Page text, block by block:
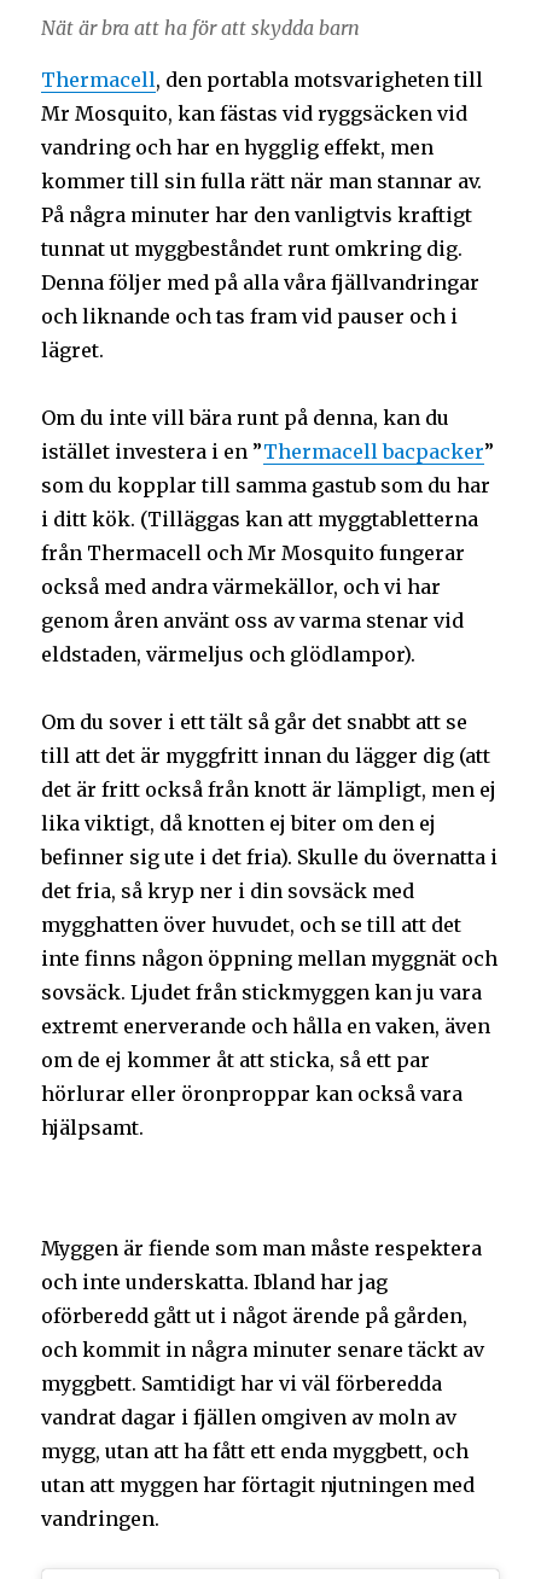
Nät är bra att ha för att skydda barn
Thermacell, den portabla motsvarigheten till
Mr Mosquito, kan fästas vid ryggsäcken vid
vandring och har en hygglig effekt, men
kommer till sin fulla rätt när man stannar av.
På några minuter har den vanligtvis kraftigt
tunnat ut myggbeståndet runt omkring dig.
Denna följer med på alla våra fjällvandringar
och liknande och tas fram vid pauser och i
lägret.
Om du inte vill bära runt på denna, kan du
istället investera i en ”Thermacell bacpacker”
som du kopplar till samma gastub som du har
i ditt kök. (Tilläggas kan att myggtabletterna
från Thermacell och Mr Mosquito fungerar
också med andra värmekällor, och vi har
genom åren använt oss av varma stenar vid
eldstaden, värmeljus och glödlampor).
Om du sover i ett tält så går det snabbt att se
till att det är myggfritt innan du lägger dig (att
det är fritt också från knott är lämpligt, men ej
lika viktigt, då knotten ej biter om den ej
befinner sig ute i det fria). Skulle du övernatta i
det fria, så kryp ner i din sovsäck med
mygghatten över huvudet, och se till att det
inte finns någon öppning mellan myggnät och
sovsäck. Ljudet från stickmyggen kan ju vara
extremt enerverande och hålla en vaken, även
om de ej kommer åt att sticka, så ett par
hörlurar eller öronproppar kan också vara
hjälpsamt.
Myggen är fiende som man måste respektera
och inte underskatta. Ibland har jag
oförberedd gått ut i något ärende på gården,
och kommit in några minuter senare täckt av
myggbett. Samtidigt har vi väl förberedda
vandrat dagar i fjällen omgiven av moln av
mygg, utan att ha fått ett enda myggbett, och
utan att myggen har förtagit njutningen med
vandringen.